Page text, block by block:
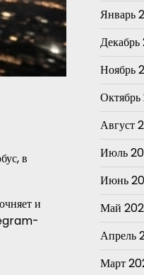
в
и
Январь
Ноябрь
Август
Июль
Июнь
Май
Апрель
Март